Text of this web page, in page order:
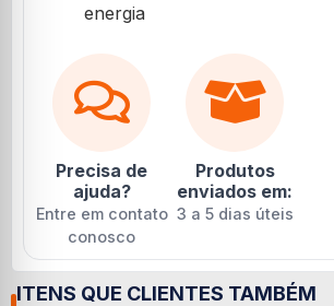
energia
Precisa de
ajuda?
Entre em contato
conosco
Produtos
enviados em:
3 a 5 dias úteis
ITENS QUE CLIENTES TAMBÉM